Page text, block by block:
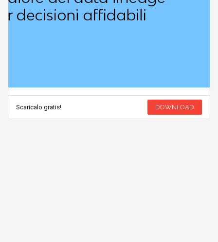
Scaricalo gratis! DOWNLOAD